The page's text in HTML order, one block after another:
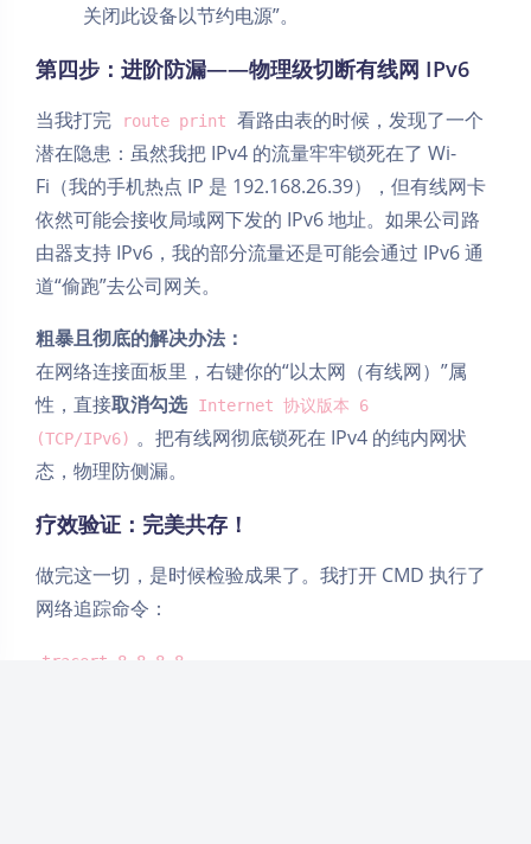
暗黑模式
Sans Serif Serif
关闭此设备以节约电源”。
第四步：进阶防漏——物理级切断有线网 IPv6
当我打完 route print
看路由表的时候，发现了一个
潜在隐患：虽然我把 IPv4 的流量牢牢锁死在了 Wi-
Fi（我的手机热点 IP 是 192.168.26.39），但有线网卡
依然可能会接收局域网下发的 IPv6 地址。如果公司路
由器支持 IPv6，我的部分流量还是可能会通过 IPv6 通
道“偷跑”去公司网关。
粗暴且彻底的解决办法：
在网络连接面板里，右键你的“以太网（有线网）”属
性，直接取消勾选
Internet 协议版本 6
(TCP/IPv6) 。把有线网彻底锁死在 IPv4 的纯内网状
态，物理防侧漏。
疗效验证：完美共存！
做完这一切，是时候检验成果了。我打开 CMD 执行了
网络追踪命令：
tracert 8.8.8.8